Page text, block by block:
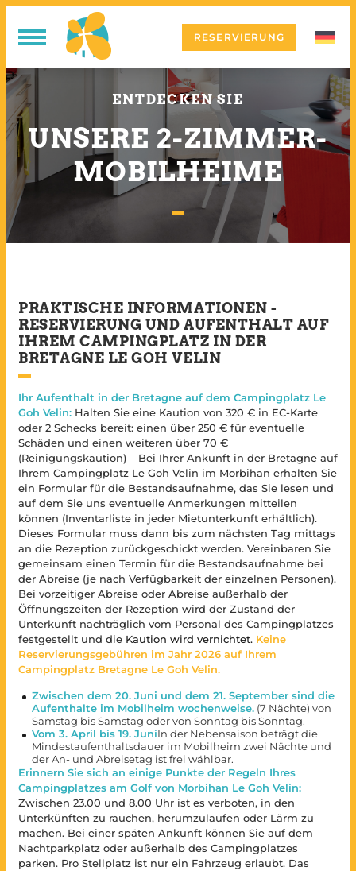
RESERVIERUNG
ENTDECKEN SIE
UNSERE 2-ZIMMER-
MOBILHEIME
PRAKTISCHE INFORMATIONEN -
RESERVIERUNG UND AUFENTHALT AUF
IHREM CAMPINGPLATZ IN DER
BRETAGNE LE GOH VELIN
Ihr Aufenthalt in der Bretagne auf dem Campingplatz Le
Goh Velin: Halten Sie eine Kaution von 320 € in EC-Karte
oder 2 Schecks bereit: einen über 250 € für eventuelle
Schäden und einen weiteren über 70 €
(Reinigungskaution) – Bei Ihrer Ankunft in der Bretagne auf
Ihrem Campingplatz Le Goh Velin im Morbihan erhalten Sie
ein Formular für die Bestandsaufnahme, das Sie lesen und
auf dem Sie uns eventuelle Anmerkungen mitteilen
können (Inventarliste in jeder Mietunterkunft erhältlich).
Dieses Formular muss dann bis zum nächsten Tag mittags
an die Rezeption zurückgeschickt werden. Vereinbaren Sie
gemeinsam einen Termin für die Bestandsaufnahme bei
der Abreise (je nach Verfügbarkeit der einzelnen Personen).
Bei vorzeitiger Abreise oder Abreise außerhalb der
Öffnungszeiten der Rezeption wird der Zustand der
Unterkunft nachträglich vom Personal des Campingplatzes
festgestellt und die Kaution wird vernichtet. Keine
Reservierungsgebühren im Jahr 2026 auf Ihrem
Campingplatz Bretagne Le Goh Velin.
Zwischen dem 20. Juni und dem 21. September sind die
Aufenthalte im Mobilheim wochenweise. (7 Nächte) von
Samstag bis Samstag oder von Sonntag bis Sonntag.
Vom 3. April bis 19. JuniIn der Nebensaison beträgt die
Mindestaufenthaltsdauer im Mobilheim zwei Nächte und
der An- und Abreisetag ist frei wählbar.
Erinnern Sie sich an einige Punkte der Regeln Ihres
Campingplatzes am Golf von Morbihan Le Goh Velin:
Zwischen 23.00 und 8.00 Uhr ist es verboten, in den
Unterkünften zu rauchen, herumzulaufen oder Lärm zu
machen. Bei einer späten Ankunft können Sie auf dem
Nachtparkplatz oder außerhalb des Campingplatzes
parken. Pro Stellplatz ist nur ein Fahrzeug erlaubt. Das